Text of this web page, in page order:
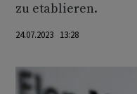
zu etablieren.
24.07.2023 13:28